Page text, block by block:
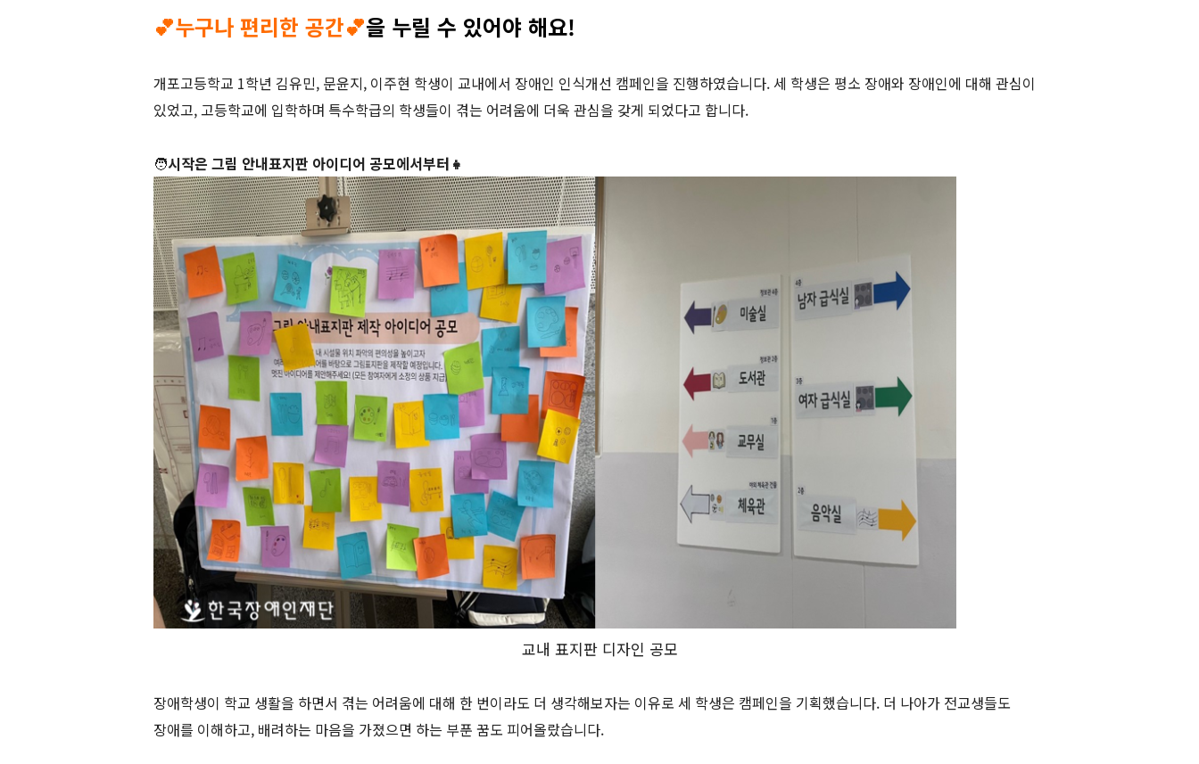
💕누구나 편리한 공간💕을 누릴 수 있어야 해요!
개포고등학교 1학년 김유민, 문윤지, 이주현 학생이 교내에서 장애인 인식개선 캠페인을 진행하였습니다. 세 학생은 평소 장애와 장애인에 대해 관심이
있었고, 고등학교에 입학하며 특수학급의 학생들이 겪는 어려움에 더욱 관심을 갖게 되었다고 합니다.
🧑시작은 그림 안내표지판 아이디어 공모에서부터 👧
교내 표지판 디자인 공모
장애학생이 학교 생활을 하면서 겪는 어려움에 대해 한 번이라도 더 생각해보자는 이유로 세 학생은 캠페인을 기획했습니다. 더 나아가 전교생들도
장애를 이해하고, 배려하는 마음을 가졌으면 하는 부푼 꿈도 피어올랐습니다.